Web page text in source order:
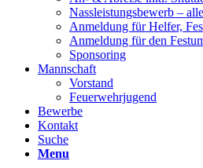
Nassleistungsbewerb –
Anmeldung für Helfer,
Anmeldung für den
Sponsoring
Mannschaft
Vorstand
Feuerwehrjugend
Bewerbe
Kontakt
Suche
Menu